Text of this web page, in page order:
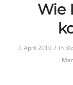
Wie
7. April 2010 / in